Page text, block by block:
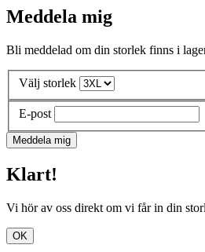
Meddela mig
Bli meddelad om din storlek finns i
Välj storlek
E-post
Meddela mig
Klart!
Vi hör av oss direkt om vi får in din
OK